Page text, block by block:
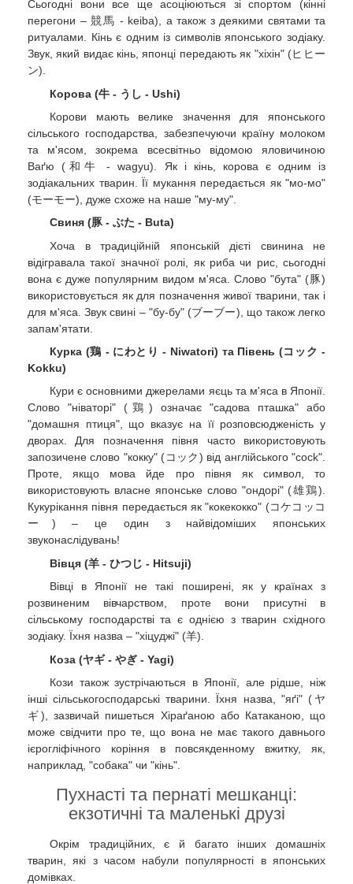
Сьогодні вони все ще асоціюються зі спортом (кінні
перегони – 競馬 - keiba), а також з деякими святами та
ритуалами. Кінь є одним із символів японського зодіаку.
Звук, який видає кінь, японці передають як "хіхін" (ヒヒー
ン).
Корова (牛 - うし - Ushi)
Корови мають велике значення для японського
сільського господарства, забезпечуючи країну молоком
та м'ясом, зокрема всесвітньо відомою яловичиною
Ваґю (和牛 - wagyu). Як і кінь, корова є одним із
зодіакальних тварин. Її мукання передається як "мо-мо"
(モーモー), дуже схоже на наше "му-му".
Свиня (豚 - ぶた - Buta)
Хоча в традиційній японській дієті свинина не
відігравала такої значної ролі, як риба чи рис, сьогодні
вона є дуже популярним видом м'яса. Слово "бута" (豚)
використовується як для позначення живої тварини, так і
для м'яса. Звук свині – "бу-бу" (ブーブー), що також легко
запам'ятати.
Курка (鶏 - にわとり - Niwatori) та Півень (コック -
Kokku)
Кури є основними джерелами яєць та м'яса в Японії.
Слово "ніваторі" (鶏) означає "садова пташка" або
"домашня птиця", що вказує на її розповсюдженість у
дворах. Для позначення півня часто використовують
запозичене слово "кокку" (コック) від англійського "cock".
Проте, якщо мова йде про півня як символ, то
використовують власне японське слово "ондорі" (雄鶏).
Кукурікання півня передається як "кокекокко" (コケコッコ
ー) – це один з найвідоміших японських
звуконаслідувань!
Вівця (羊 - ひつじ - Hitsuji)
Вівці в Японії не такі поширені, як у країнах з
розвиненим вівчарством, проте вони присутні в
сільському господарстві та є однією з тварин східного
зодіаку. Їхня назва – "хіцуджі" (羊).
Коза (ヤギ - やぎ - Yagi)
Кози також зустрічаються в Японії, але рідше, ніж
інші сільськогосподарські тварини. Їхня назва, "яґі" (ヤ
ギ), зазвичай пишеться Хіраґаною або Катаканою, що
може свідчити про те, що вона не має такого давнього
ієрогліфічного коріння в повсякденному вжитку, як,
наприклад, "собака" чи "кінь".
Пухнасті та пернаті мешканці:
екзотичні та маленькі друзі
Окрім традиційних, є й багато інших домашніх
тварин, які з часом набули популярності в японських
домівках.